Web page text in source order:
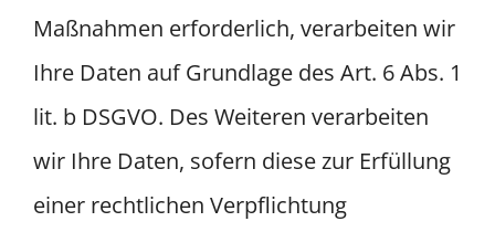
Maßnahmen erforderlich, verarbeiten wir
Ihre Daten auf Grundlage des Art. 6 Abs. 1
lit. b DSGVO. Des Weiteren verarbeiten
wir Ihre Daten, sofern diese zur Erfüllung
einer rechtlichen Verpflichtung